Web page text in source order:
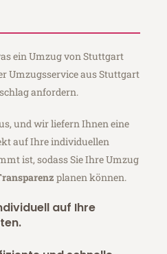
ein Umzug von Stuttgart
Umzugsservice aus Stuttgart
anfordern.
und wir liefern Ihnen eine
auf Ihre individuellen
ist, sodass Sie Ihre Umzug
planen können.
auf Ihre